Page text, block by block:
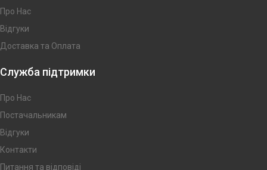
Про Нас
Відгуки
Доставка та Оплата
Служба підтримки
Про Нас
Постачальникам
Відгуки
Контакти
Питання та відповіді